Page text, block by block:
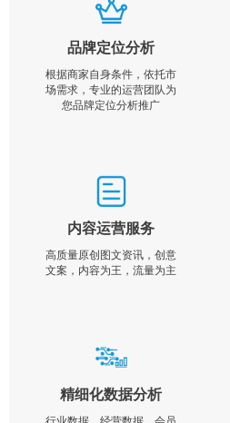
品牌定位分析
根据商家自身条件，依托市
场需求，专业的运营团队为
您品牌定位分析推广
内容运营服务
高质量原创图文资讯，创意
文案，内容为王，流量为主
精细化数据分析